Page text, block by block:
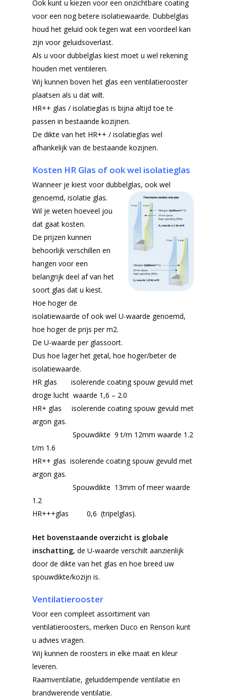
Ook kunt u kiezen voor een onzichtbare coating
voor een nog betere isolatiewaarde. Dubbelglas
houd het geluid ook tegen wat een voordeel kan
zijn voor geluidsoverlast.
Als u voor dubbelglas kiest moet u wel rekening
houden met ventileren.
Wij kunnen boven het glas een ventilatierooster
plaatsen als u dat wilt.
HR++ glas / isolatieglas is bijna altijd toe te
passen in bestaande kozijnen.
De dikte van het HR++ / isolatieglas wel
afhankelijk van de bestaande kozijnen.
Kosten HR Glas of ook wel isolatieglas
Wanneer je kiest voor dubbelglas, ook wel
genoemd, isolatie glas.
Wil je weten hoeveel jou
dat gaat kosten.
De prijzen kunnen
behoorlijk verschillen en
hangen voor een
belangrijk deel af van het
soort glas dat u kiest.
Hoe hoger de
isolatiewaarde of ook wel U-waarde genoemd,
hoe hoger de prijs per m2.
De U-waarde per glassoort.
Dus hoe lager het getal, hoe hoger/beter de
isolatiewaarde.
HR glas isolerende coating spouw gevuld met
droge lucht waarde 1,6 – 2.0
HR+ glas isolerende coating spouw gevuld met
argon gas.
Spouwdikte 9 t/m 12mm waarde 1.2
t/m 1.6
HR++ glas isolerende coating spouw gevuld met
argon gas.
Spouwdikte 13mm of meer waarde
1.2
HR+++glas 0,6 (tripelglas).
Het bovenstaande overzicht is globale
inschatting, de U-waarde verschilt aanzienlijk
door de dikte van het glas en hoe breed uw
spouwdikte/kozijn is.
Ventilatierooster
Voor een compleet assortiment van
ventilatieroosters, merken Duco en Renson kunt
u advies vragen.
Wij kunnen de roosters in elke maat en kleur
leveren.
Raamventilatie, geluiddempende ventilatie en
brandwerende ventilatie.